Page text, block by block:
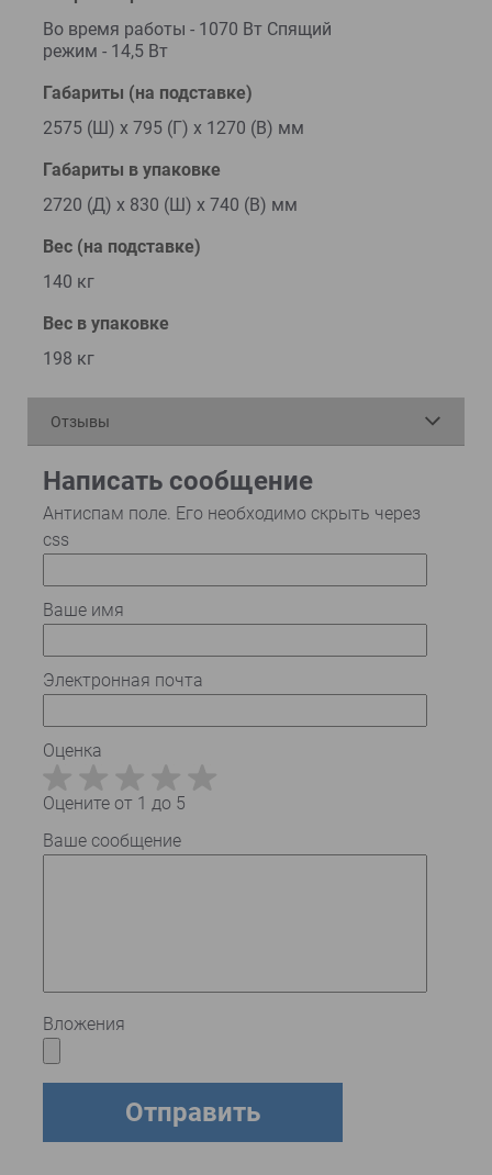
Во время работы - 1070 Вт Спящий
режим - 14,5 Вт
Габариты (на подставке)
2575 (Ш) x 795 (Г) x 1270 (В) мм
Габариты в упаковке
2720 (Д) x 830 (Ш) x 740 (В) мм
Вес (на подставке)
140 кг
Вес в упаковке
198 кг
Отзывы
Написать сообщение
Антиспам поле. Его необходимо скрыть через
css
Ваше имя
Электронная почта
Оценка
Оцените от 1 до 5
Ваше сообщение
Вложения